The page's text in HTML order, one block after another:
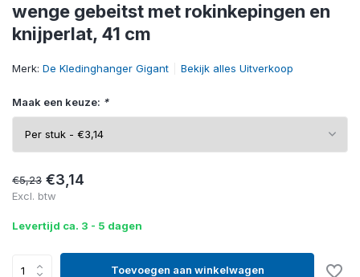
wenge gebeitst met rokinkepingen en
knijperlat, 41 cm
Merk: De Kledinghanger Gigant Bekijk alles Uitverkoop
Maak een keuze: *
€5,23 €3,14
Excl. btw
Levertijd ca. 3 - 5 dagen
Toevoegen aan winkelwagen